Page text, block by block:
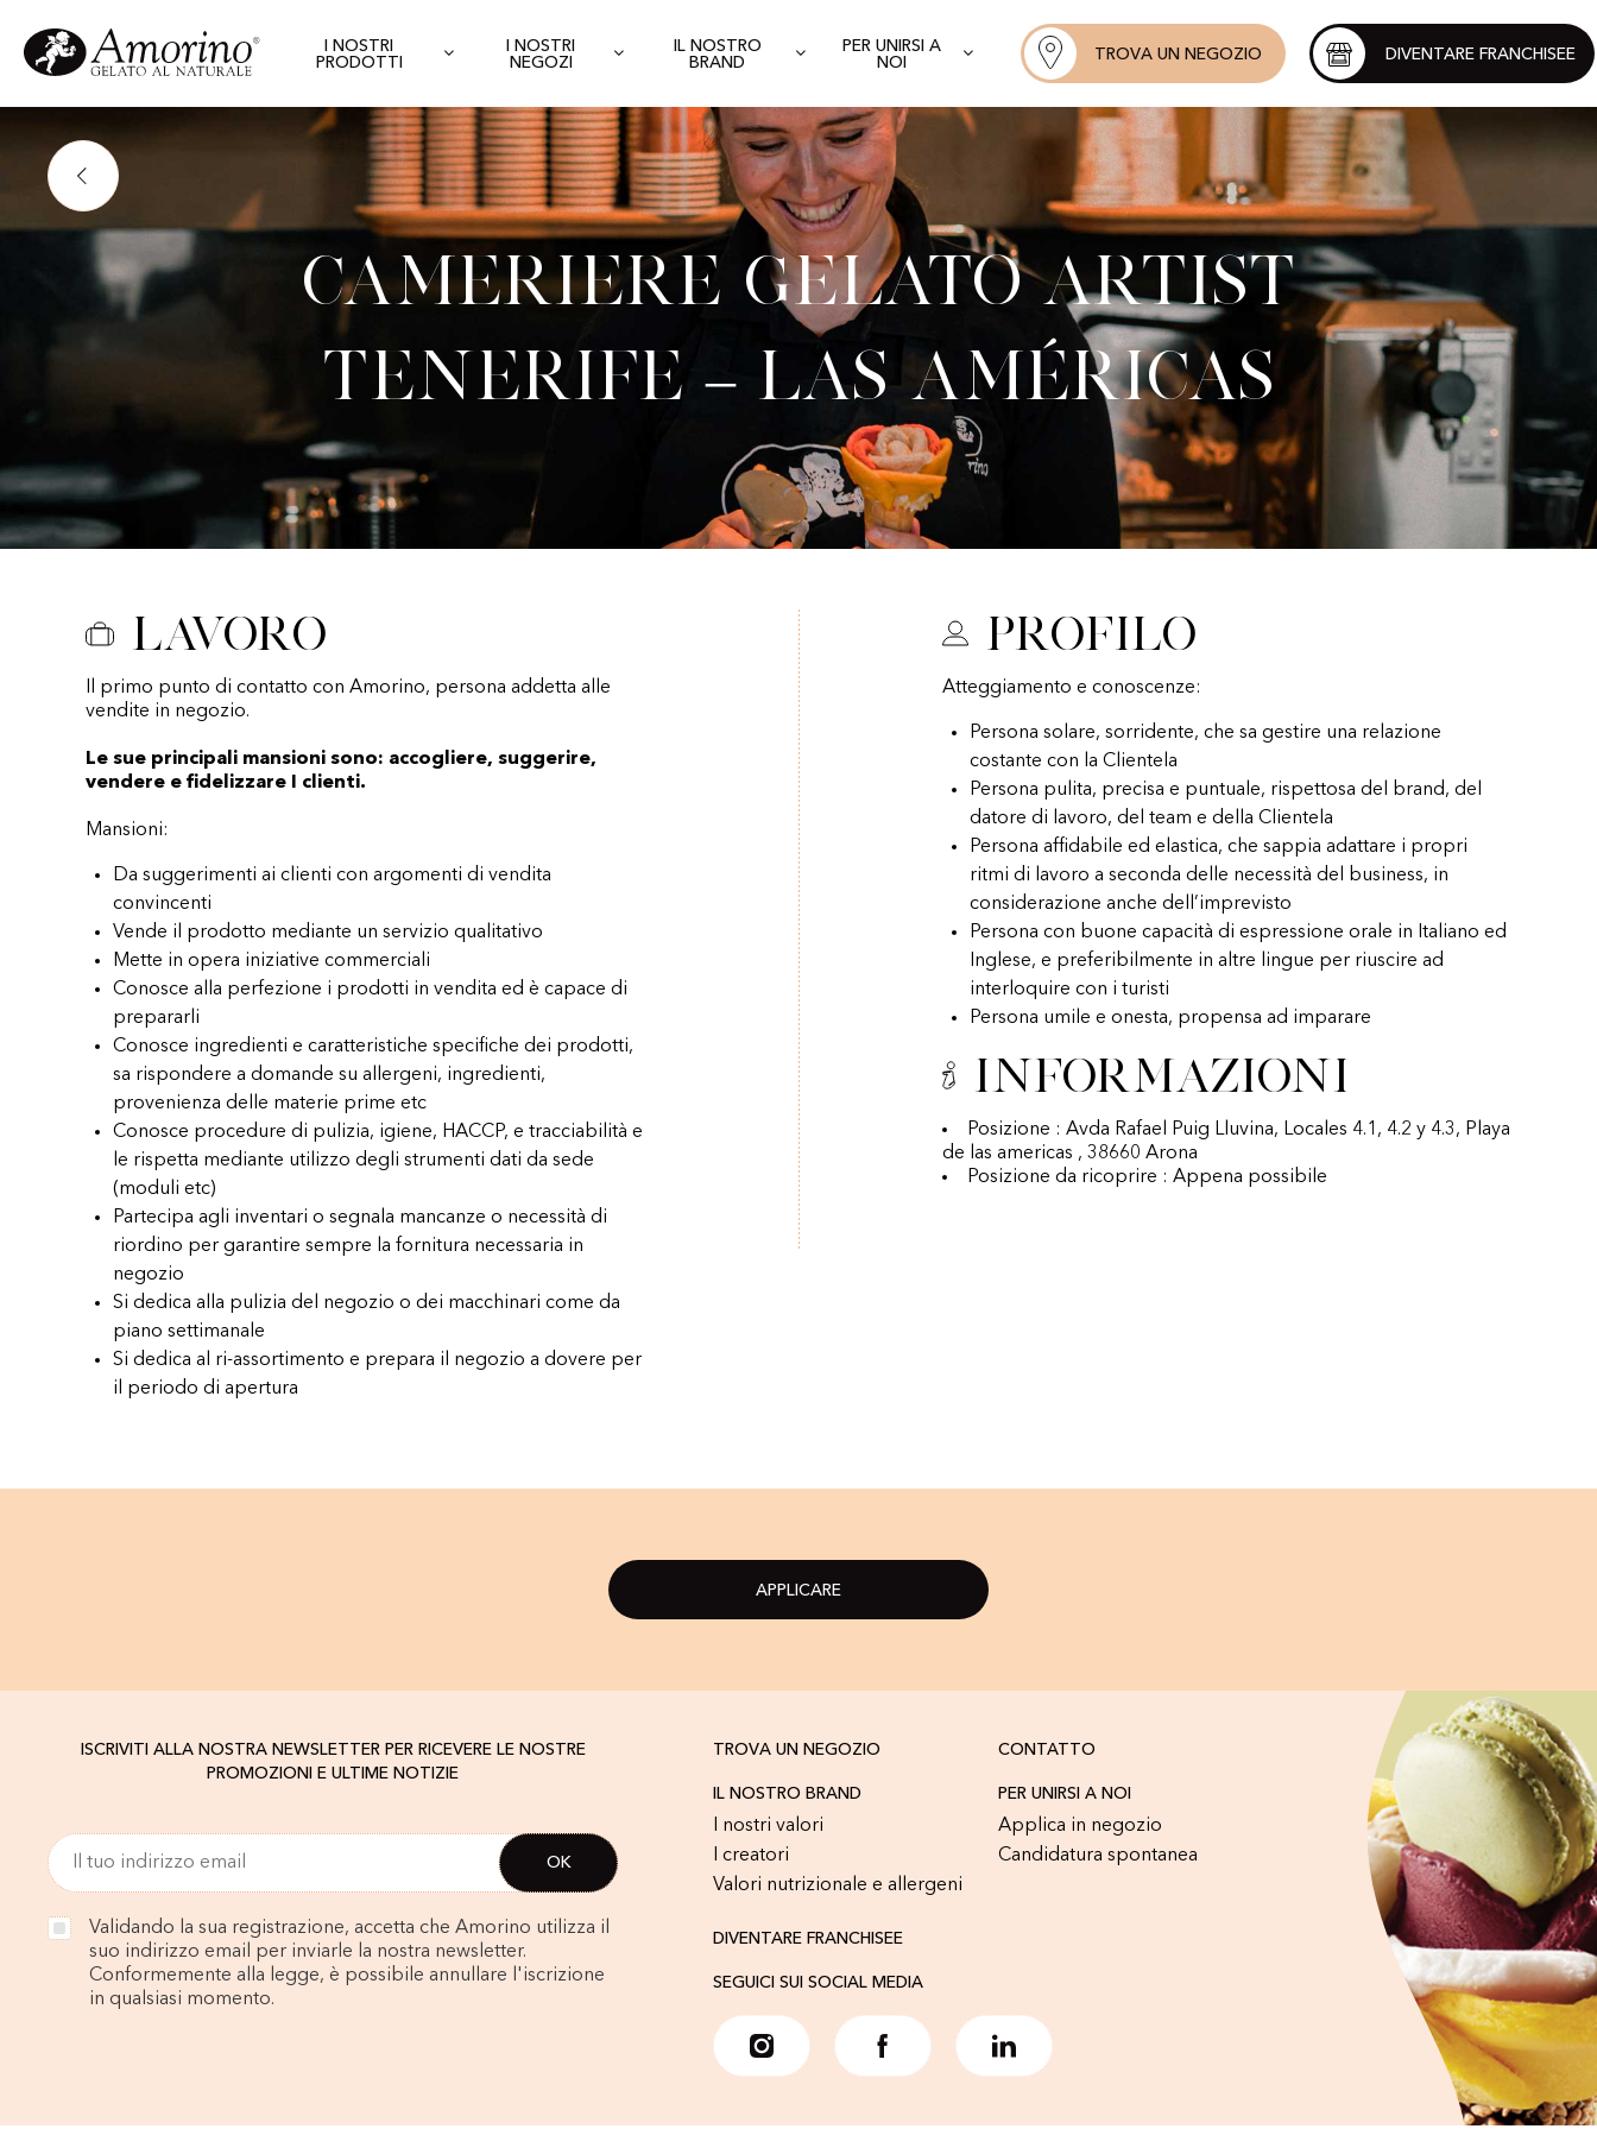
I NOSTRI
PRODOTTI
I NOSTRI
NEGOZI
IL NOSTRO
BRAND
PER UNIRSI A
NOI
TROVA UN NEGOZIO DIVENTARE FRANCHISEE
Cameriere Gelato Artist
Tenerife – Las Américas
Lavoro
Il primo punto di contatto con Amorino, persona addetta alle
vendite in negozio.
Le sue principali mansioni sono: accogliere, suggerire,
vendere e fidelizzare I clienti.
Mansioni:
Da suggerimenti ai clienti con argomenti di vendita
convincenti
Vende il prodotto mediante un servizio qualitativo
Mette in opera iniziative commerciali
Conosce alla perfezione i prodotti in vendita ed è capace di
prepararli
Conosce ingredienti e caratteristiche specifiche dei prodotti,
sa rispondere a domande su allergeni, ingredienti,
provenienza delle materie prime etc
Conosce procedure di pulizia, igiene, HACCP, e tracciabilità e
le rispetta mediante utilizzo degli strumenti dati da sede
(moduli etc)
Partecipa agli inventari o segnala mancanze o necessità di
riordino per garantire sempre la fornitura necessaria in
negozio
Si dedica alla pulizia del negozio o dei macchinari come da
piano settimanale
Si dedica al ri-assortimento e prepara il negozio a dovere per
il periodo di apertura
Profilo
Atteggiamento e conoscenze:
Persona solare, sorridente, che sa gestire una relazione
costante con la Clientela
Persona pulita, precisa e puntuale, rispettosa del brand, del
datore di lavoro, del team e della Clientela
Persona affidabile ed elastica, che sappia adattare i propri
ritmi di lavoro a seconda delle necessità del business, in
considerazione anche dell’imprevisto
Persona con buone capacità di espressione orale in Italiano ed
Inglese, e preferibilmente in altre lingue per riuscire ad
interloquire con i turisti
Persona umile e onesta, propensa ad imparare
Informazioni
Posizione : Avda Rafael Puig Lluvina, Locales 4.1, 4.2 y 4.3, Playa
de las americas , 38660 Arona
Posizione da ricoprire : Appena possibile
APPLICARE
ISCRIVITI ALLA NOSTRA NEWSLETTER PER RICEVERE LE NOSTRE
PROMOZIONI E ULTIME NOTIZIE
Validando la sua registrazione, accetta che Amorino utilizza il
suo indirizzo email per inviarle la nostra newsletter.
Conformemente alla legge, è possibile annullare l'iscrizione
in qualsiasi momento.
TROVA UN NEGOZIO CONTATTO
IL NOSTRO BRAND
I nostri valori
I creatori
Valori nutrizionale e allergeni
PER UNIRSI A NOI
Applica in negozio
Candidatura spontanea
DIVENTARE FRANCHISEE
SEGUICI SUI SOCIAL MEDIA